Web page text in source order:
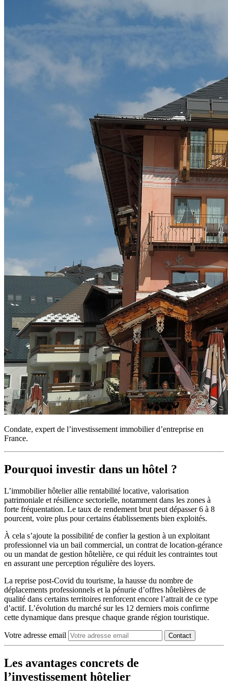
Condate, expert de l’investissement immobilier d’entreprise en
France.
Pourquoi investir dans un hôtel ?
L’immobilier hôtelier allie rentabilité locative, valorisation
patrimoniale et résilience sectorielle, notamment dans les zones à
forte fréquentation. Le taux de rendement brut peut dépasser 6 à 8
pourcent, voire plus pour certains établissements bien exploités.
À cela s’ajoute la possibilité de confier la gestion à un exploitant
professionnel via un bail commercial, un contrat de location-gérance
ou un mandat de gestion hôtelière, ce qui réduit les contraintes tout
en assurant une perception régulière des loyers.
La reprise post-Covid du tourisme, la hausse du nombre de
déplacements professionnels et la pénurie d’offres hôtelières de
qualité dans certains territoires renforcent encore l’attrait de ce type
d’actif. L’évolution du marché sur les 12 derniers mois confirme
cette dynamique dans presque chaque grande région touristique.
Votre adresse email Contact
Les avantages concrets de
l’investissement hôtelier